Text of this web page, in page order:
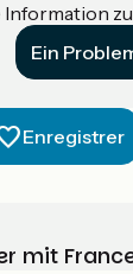
Information
Ein
Enregistrer
mit